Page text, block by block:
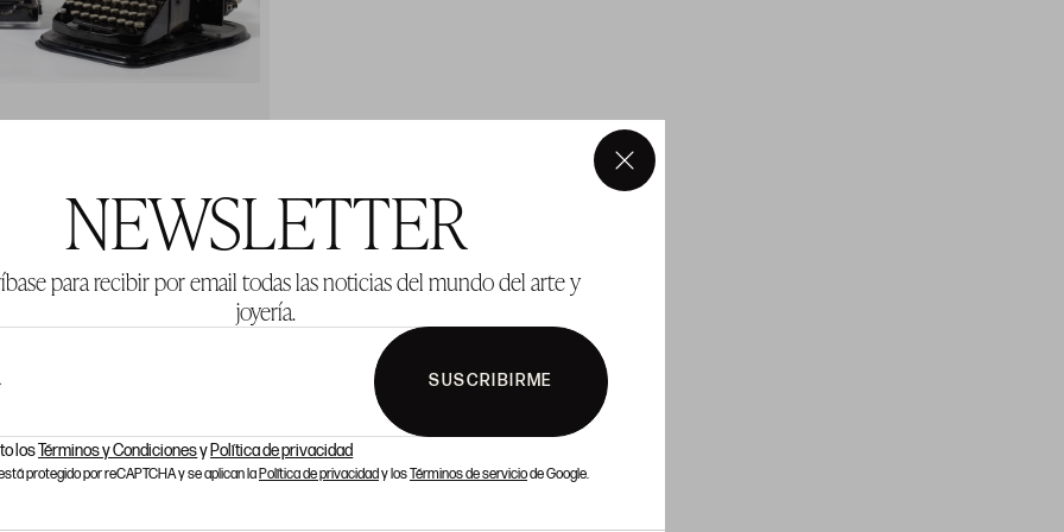
NEWSLETTER
para recibir por email todas las noticias del mundo del arte y
joyería.
SUSCRIBIRME
losTérminos y Condicionesy Política de privacidad
protegido por reCAPTCHA y se aplican laPolítica de privacidady losTérminos de serviciode Google.
×